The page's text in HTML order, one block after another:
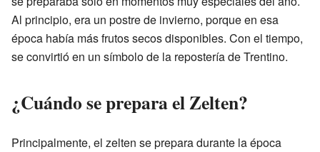
Al principio, era un postre de invierno, porque en esa
época había más frutos secos disponibles. Con el tiempo,
se convirtió en un símbolo de la repostería de Trentino.
¿Cuándo se prepara el Zelten?
Principalmente, el zelten se prepara durante la época